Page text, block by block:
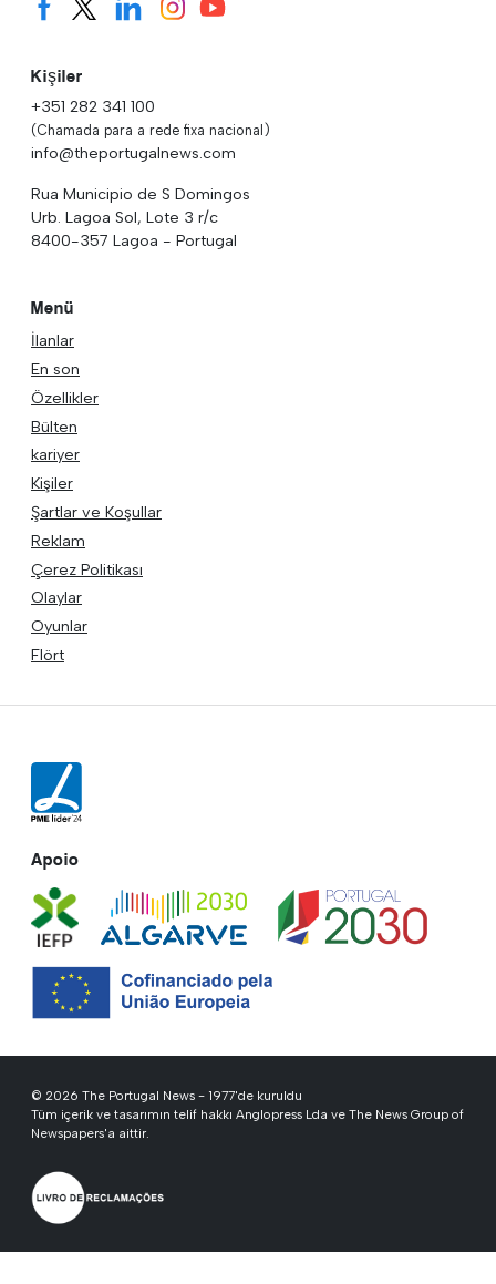
Kişiler
+351 282 341 100
(Chamada para a rede fixa nacional)
info@theportugalnews.com
Rua Municipio de S Domingos
Urb. Lagoa Sol, Lote 3 r/c
8400-357 Lagoa - Portugal
Menü
İlanlar
En son
Özellikler
Bülten
kariyer
Kişiler
Şartlar ve Koşullar
Reklam
Çerez Politikası
Olaylar
Oyunlar
Flört
Apoio
© 2026 The Portugal News - 1977'de kuruldu
Tüm içerik ve tasarımın telif hakkı Anglopress Lda ve The News Group of
Newspapers'a aittir.